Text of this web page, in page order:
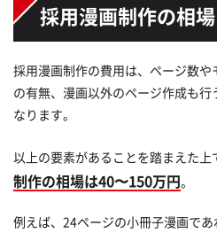
採用漫画制作の相
採用漫画制作の費用は、ページ数
の有無、漫画以外のページ作成も
なります。
以上の要素があることを踏まえた
制作の相場は40〜150万円。
例えば、24ページの小冊子漫画で